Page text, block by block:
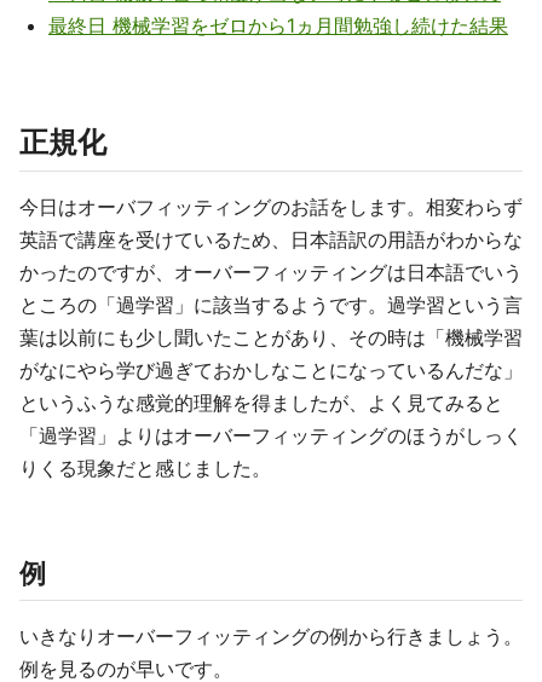
最終日 機械学習をゼロから1ヵ月間勉強し続けた結果
正規化
今日はオーバフィッティングのお話をします。相変わらず
英語で講座を受けているため、日本語訳の用語がわからな
かったのですが、オーバーフィッティングは日本語でいう
ところの「過学習」に該当するようです。過学習という言
葉は以前にも少し聞いたことがあり、その時は「機械学習
がなにやら学び過ぎておかしなことになっているんだな」
というふうな感覚的理解を得ましたが、よく見てみると
「過学習」よりはオーバーフィッティングのほうがしっく
りくる現象だと感じました。
例
いきなりオーバーフィッティングの例から行きましょう。
例を見るのが早いです。